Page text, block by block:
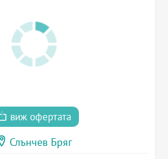
виж офертата
Слънчев Бряг